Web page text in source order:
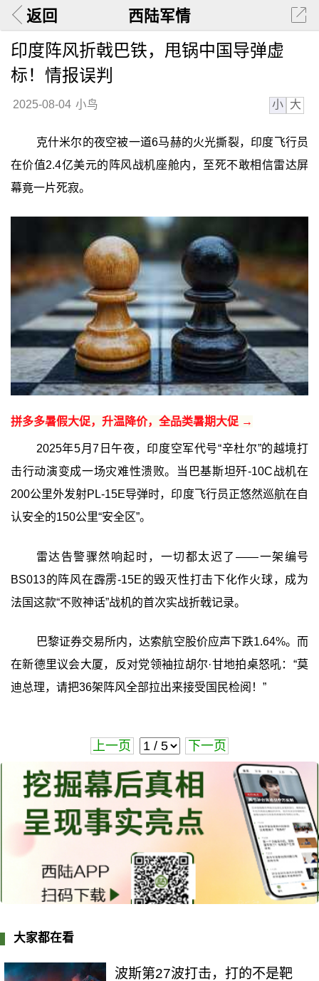
返回 西陆军情
印度阵风折戟巴铁，甩锅中国导弹虚
标！情报误判
2025-08-04 小鸟 小 大
克什米尔的夜空被一道6马赫的火光撕裂，印度飞行员
在价值2.4亿美元的阵风战机座舱内，至死不敢相信雷达屏
幕竟一片死寂。
拼多多暑假大促，升温降价，全品类暑期大促 →
2025年5月7日午夜，印度空军代号“辛杜尔”的越境打
击行动演变成一场灾难性溃败。当巴基斯坦歼-10C战机在
200公里外发射PL-15E导弹时，印度飞行员正悠然巡航在自
认安全的150公里“安全区”。
雷达告警骤然响起时，一切都太迟了——一架编号
BS013的阵风在霹雳-15E的毁灭性打击下化作火球，成为
法国这款“不败神话”战机的首次实战折戟记录。
巴黎证券交易所内，达索航空股价应声下跌1.64%。而
在新德里议会大厦，反对党领袖拉胡尔·甘地拍桌怒吼：“莫
迪总理，请把36架阵风全部拉出来接受国民检阅！”
上一页 下一页
大家都在看
波斯第27波打击，打的不是靶